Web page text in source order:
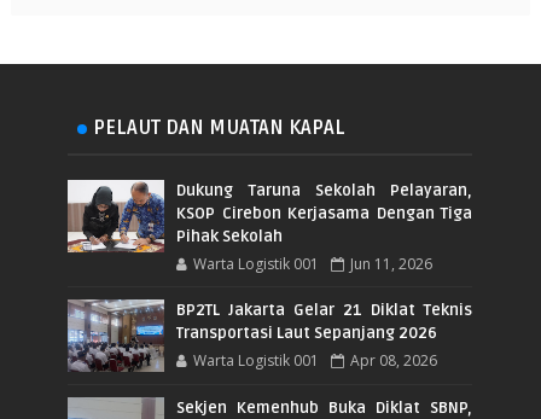
PELAUT DAN MUATAN KAPAL
Dukung Taruna Sekolah Pelayaran,
KSOP Cirebon Kerjasama Dengan Tiga
Pihak Sekolah
Warta Logistik 001 Jun 11, 2026
BP2TL Jakarta Gelar 21 Diklat Teknis
Transportasi Laut Sepanjang 2026
Warta Logistik 001 Apr 08, 2026
Sekjen Kemenhub Buka Diklat SBNP,